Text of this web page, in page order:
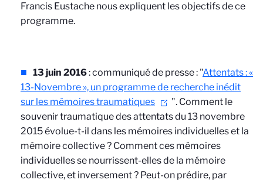
Francis Eustache nous expliquent les objectifs de ce
programme.
13 juin 2016: communiqué de presse : "Attentats : «
13-Novembre », un programme de recherche inédit
sur les mémoires traumatiques
". Comment le
souvenir traumatique des attentats du 13 novembre
2015 évolue-t-il dans les mémoires individuelles et la
mémoire collective ? Comment ces mémoires
individuelles se nourrissent-elles de la mémoire
collective, et inversement ? Peut-on prédire, par